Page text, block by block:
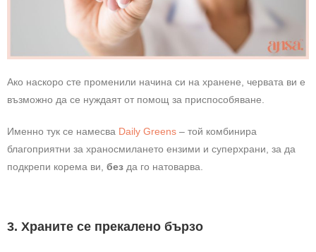
Ако наскоро сте променили начина си на хранене, червата ви е
възможно да се нуждаят от помощ за приспособяване.
Именно тук се намесва Daily Greens – той комбинира
благоприятни за храносмилането ензими и суперхрани, за да
подкрепи корема ви, без да го натоварва.
3. Храните се прекалено бързо